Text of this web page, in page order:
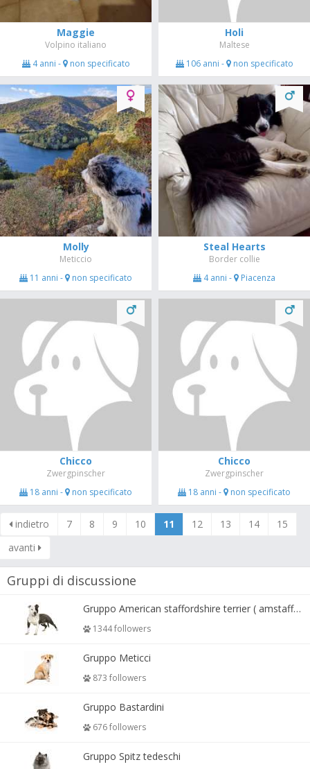
Maggie
Volpino italiano
4 anni - non specificato
Holi
Maltese
106 anni - non specificato
Molly
Meticcio
11 anni -
non specificato
Steal Hearts
Border collie
4 anni -
Piacenza
Chicco
Zwergpinscher
18 anni -
non specificato
Chicco
Zwergpinscher
18 anni -
non specificato
indietro 7 8 9 10 11 12 13 14
15
avanti
Gruppi di discussione
Gruppo American staffordshire terrier ( amstaff, amastaff )
1344 followers
Gruppo Meticci
873 followers
Gruppo Bastardini
676 followers
Gruppo Spitz tedeschi